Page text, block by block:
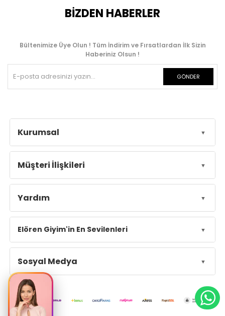
BİZDEN HABERLER
Bültenimize Üye Olun ! Tüm İndirim ve Fırsatlardan İlk Sizin
Haberiniz Olsun !
GÖNDER
Kurumsal
Müşteri İlişkileri
Yardım
Elören Giyim'in En Sevilenleri
Sosyal Medya